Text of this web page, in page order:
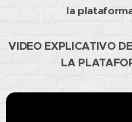
la
VIDEO EXPLICATIVO
LA